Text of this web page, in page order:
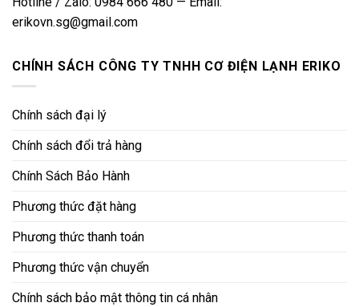
erikovn.sg@gmail.com
CHÍNH SÁCH CÔNG TY TNHH CƠ ĐIỆN LẠNH ERIKO
Chính sách đại lý
Chính sách đổi trả hàng
Chính Sách Bảo Hành
Phương thức đặt hàng
Phương thức thanh toán
Phương thức vận chuyển
Chính sách bảo mật thông tin cá nhân